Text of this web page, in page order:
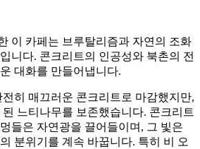
이 카페는 브루탈리즘과 자연의 조화
니다. 콘크리트의 인공성와 북촌의 전
대화를 만들어냅니다.
전히 매끄러운 콘크리트로 마감했지만,
느티나무를 보존했습니다. 콘크리트
들은 자연광을 끌어들이며, 그 빛은
분위기를 계속 바꿉니다. 특히 비 오